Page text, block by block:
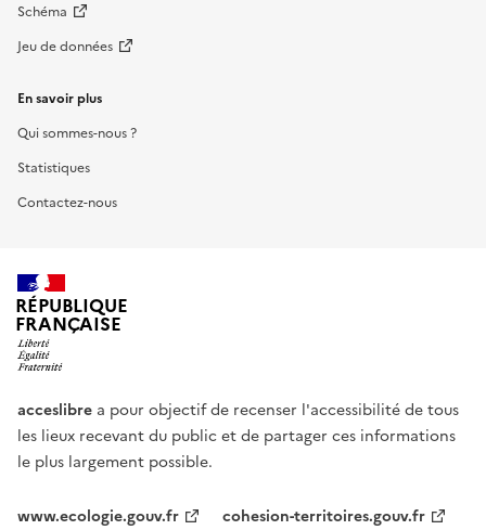
Schéma
Jeu de données
En savoir plus
Qui sommes-nous ?
Statistiques
Contactez-nous
RÉPUBLIQUE
FRANÇAISE
acceslibre a pour objectif de recenser l'accessibilité de tous
les lieux recevant du public et de partager ces informations
le plus largement possible.
www.ecologie.gouv.fr
cohesion-territoires.gouv.fr